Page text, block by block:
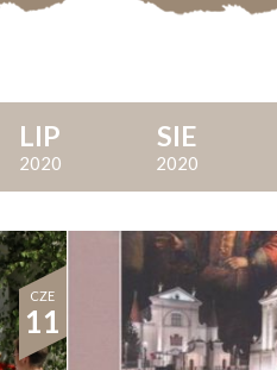
LIP
2020
SIE
2020
CZE
11